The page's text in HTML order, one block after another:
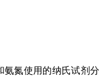
氨氮使用的纳氏试剂分